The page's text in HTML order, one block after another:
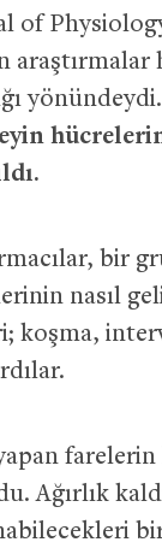
of
araştırmalar
bir
nasıl
koşma,
Ağırlık